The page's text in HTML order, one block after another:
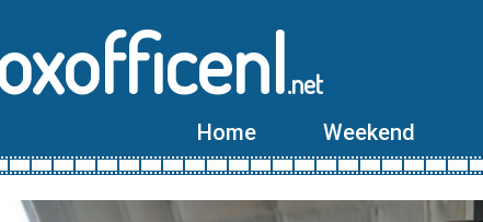
.net
Home Weekend